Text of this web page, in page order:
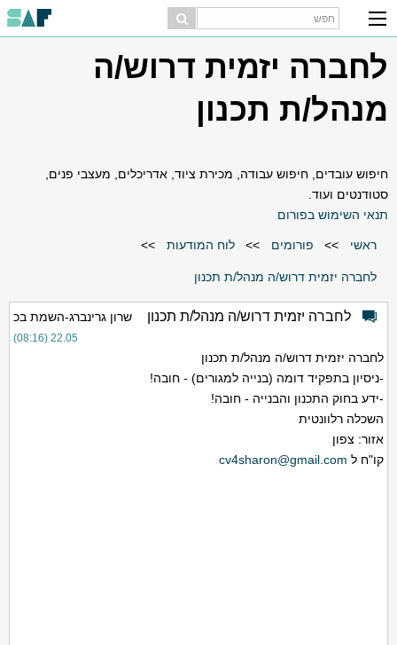
לחברה יזמית דרוש/ה
מנהל/ת תכנון
חיפוש עובדים, חיפוש עבודה, מכירת ציוד, אדריכלים, מעצבי פנים,
סטודנטים ועוד.
תנאי השימוש בפורום
ראשי >> פורומים >> לוח המודעות >>
לחברה יזמית דרוש/ה מנהל/ת תכנון
לחברה יזמית דרוש/ה מנהל/ת תכנון שרון גרינברג-השמת בכ
22.05 (08:16)
לחברה יזמית דרוש/ה מנהל/ת תכנון
-ניסיון בתפקיד דומה (בנייה למגורים) - חובה!
-ידע בחוק התכנון והבנייה - חובה!
השכלה רלוונטית
אזור: צפון
קו"ח ל cv4sharon@gmail.com